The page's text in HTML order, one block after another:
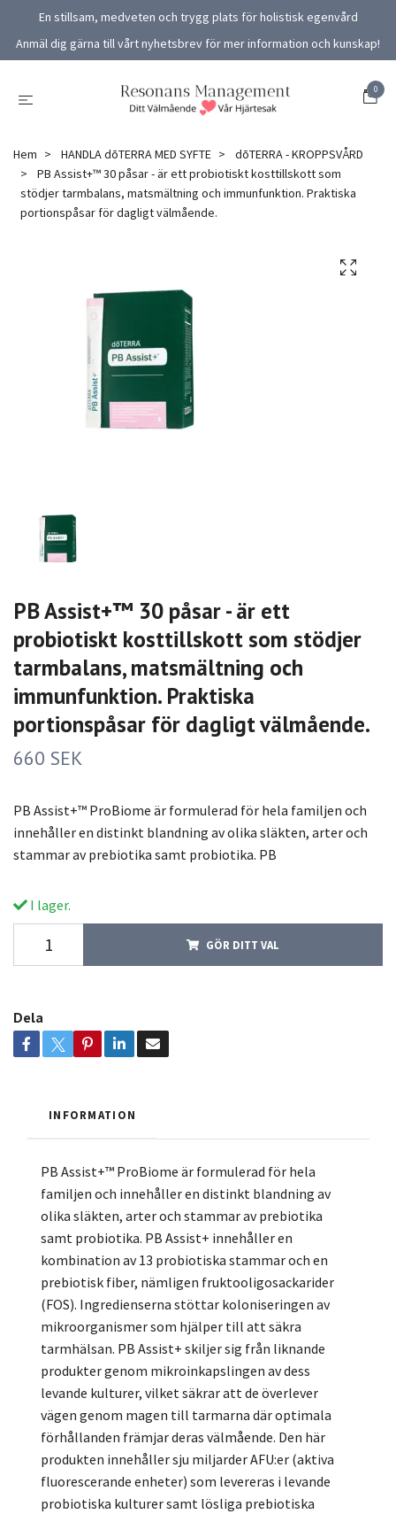
En stillsam, medveten och trygg plats för holistisk egenvård
Anmäl dig gärna till vårt nyhetsbrev för mer information och kunskap!
0
Hem HANDLA dōTERRA MED SYFTE
dōTERRA - KROPPSVÅRD
PB Assist+™ 30 påsar - är ett probiotiskt kosttillskott som
stödjer tarmbalans, matsmältning och immunfunktion. Praktiska
portionspåsar för dagligt välmående.
PB Assist+™ 30 påsar - är ett
probiotiskt kosttillskott som stödjer
tarmbalans, matsmältning och
immunfunktion. Praktiska
portionspåsar för dagligt välmående.
660 SEK
PB Assist+™ ProBiome är formulerad för hela familjen och
innehåller en distinkt blandning av olika släkten, arter och
stammar av prebiotika samt probiotika. PB
I lager.
GÖR DITT VAL
Dela
INFORMATION
PB Assist+™ ProBiome är formulerad för hela
familjen och innehåller en distinkt blandning av
olika släkten, arter och stammar av prebiotika
samt probiotika. PB Assist+ innehåller en
kombination av 13 probiotiska stammar och en
prebiotisk fiber, nämligen fruktooligosackarider
(FOS). Ingredienserna stöttar koloniseringen av
mikroorganismer som hjälper till att säkra
tarmhälsan. PB Assist+ skiljer sig från liknande
produkter genom mikroinkapslingen av dess
levande kulturer, vilket säkrar att de överlever
vägen genom magen till tarmarna där optimala
förhållanden främjar deras välmående. Den här
produkten innehåller sju miljarder AFU:er (aktiva
fluorescerande enheter) som levereras i levande
probiotiska kulturer samt lösliga prebiotiska